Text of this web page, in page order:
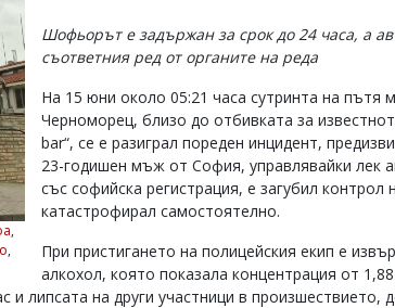
,
,
Шофьорът е задържан за срок до 24 часа, а
съответния ред от органите на реда
На 15 юни около 05:21 часа сутринта на пътя
Черноморец, близо до отбивката за
bar“, се е разиграл пореден инцидент,
23-годишен мъж от София, управлявайки лек
със софийска регистрация, е загубил контрол
катастрофирал самостоятелно.
При пристигането на полицейския екип е
алкохол, която показала концентрация от
и липсата на други участници в произшествието,